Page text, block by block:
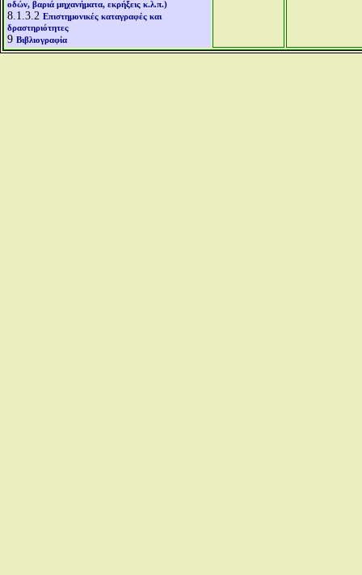
οδών, βαριά μηχανήματα, εκρήξεις κ.λ.π.)
8.1.3.2 Επιστημονικές καταγραφές και
δραστηριότητες
9 Βιβλιογραφία